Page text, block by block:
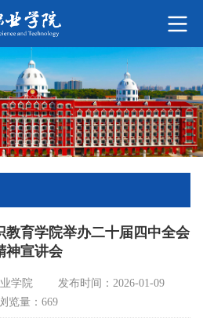
教育学院举办二十届四中全会
神宣讲会
学院
发布时间：2026-01-09
览量：669